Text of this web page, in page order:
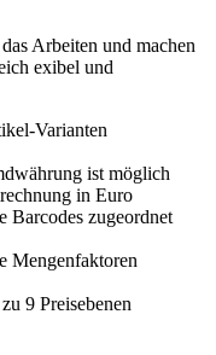
Arbeiten und machen
exibel und
Varianten
ist möglich
in Euro
Barcodes zugeordnet
Mengenfaktoren
9 Preisebenen